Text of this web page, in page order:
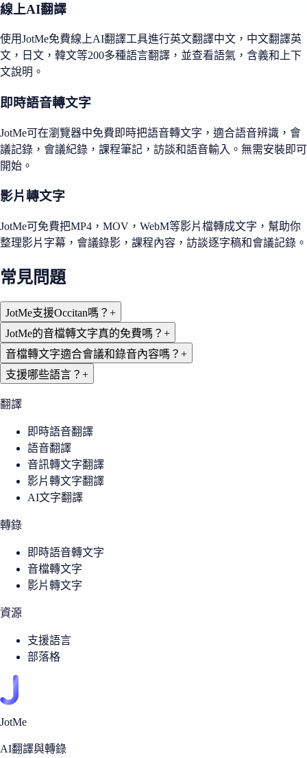
線上AI翻譯
使用JotMe免費線上AI翻譯工具進行英文翻譯中文，中文翻譯英
文，日文，韓文等200多種語言翻譯，並查看語氣，含義和上下
文說明。
即時語音轉文字
JotMe可在瀏覽器中免費即時把語音轉文字，適合語音辨識，會
議記錄，會議紀錄，課程筆記，訪談和語音輸入。無需安裝即可
開始。
影片轉文字
JotMe可免費把MP4，MOV，WebM等影片檔轉成文字，幫助你
整理影片字幕，會議錄影，課程內容，訪談逐字稿和會議記錄。
常見問題
JotMe支援Occitan嗎？ +
JotMe的音檔轉文字真的免費嗎？ +
音檔轉文字適合會議和錄音內容嗎？ +
支援哪些語言？ +
翻譯
即時語音翻譯
語音翻譯
音訊轉文字翻譯
影片轉文字翻譯
AI文字翻譯
轉錄
即時語音轉文字
音檔轉文字
影片轉文字
資源
支援語言
部落格
JotMe
AI翻譯與轉錄